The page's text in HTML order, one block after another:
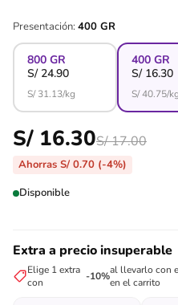
Presentación: 400 GR
800 GR
S/24.90
S/31.13/kg
400 GR
S/16.30
S/40.75/kg
S/ 16.30S/ 17.00
Ahorras S/ 0.70 (-4%)
Disponible
Extra a precio insuperable
Elige 1 extra
con
-10%al llevarlo con
en el carrito